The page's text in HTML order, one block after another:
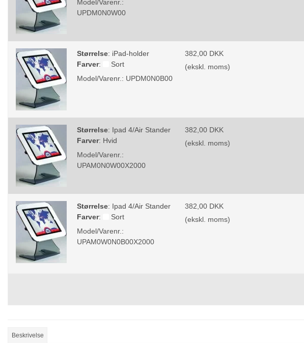
Model/Varenr.:
UPDM0N0W00
Størrelse: iPad-holder
Farver:
Sort
Model/Varenr.: UPDM0N0B00
382,00 DKK
(ekskl. moms)
Størrelse: Ipad 4/Air Stander
Farver: Hvid
Model/Varenr.:
UPAM0N0W00X2000
382,00 DKK
(ekskl. moms)
Størrelse: Ipad 4/Air Stander
Farver:
Sort
Model/Varenr.:
UPAM0W0N0B00X2000
382,00 DKK
(ekskl. moms)
Beskrivelse